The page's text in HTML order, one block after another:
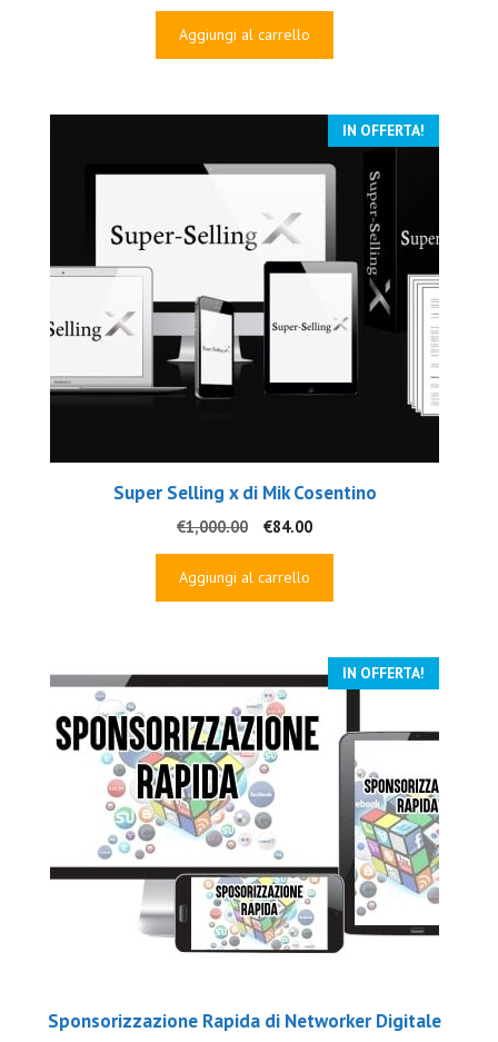
prezzo
originale
prezzo
Aggiungi al carrello
IN OFFERTA!
Super Selling x di Mik Cosentino
€1,000.00
Il
prezzo
originale
€84.00Il
prezzo
Aggiungi al carrello
IN OFFERTA!
Sponsorizzazione Rapida di Networker Digitale